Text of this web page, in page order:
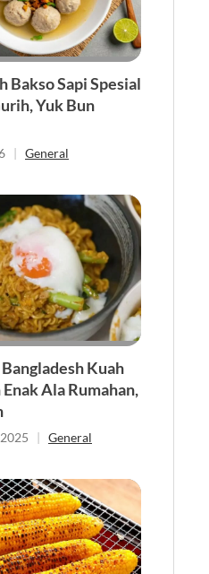
Bakso Sapi Spesial
Yuk Bun
| General
Kuah
Ala Rumahan,
| General